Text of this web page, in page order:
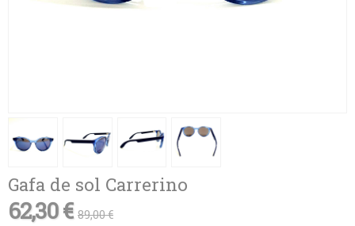
Gafa de sol Carrerino
62,30 € 89,00 €